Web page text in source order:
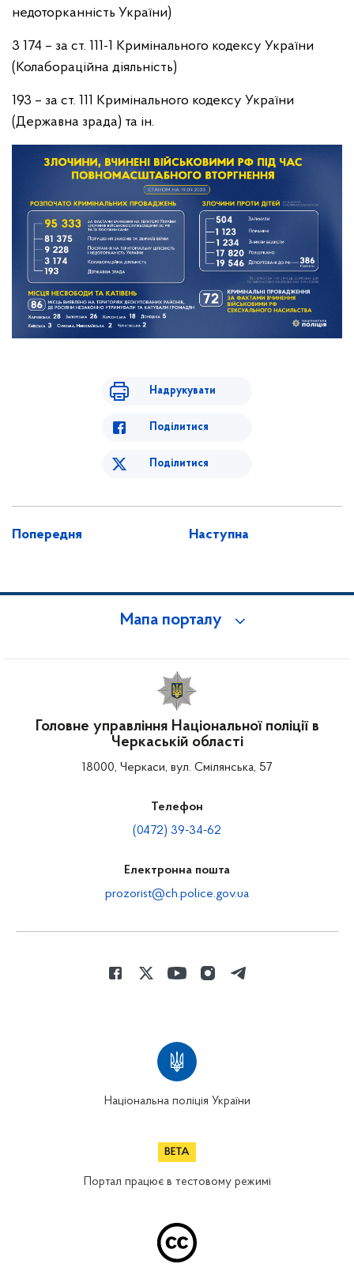
недоторканність України)
3 174 – за ст. 111-1 Кримінального кодексу України
(Колабораційна діяльність)
193 – за ст. 111 Кримінального кодексу України
(Державна зрада) та ін.
Надрукувати
Поділитися
Поділитися
Попередня Наступна
Мапа порталу
Головне управління Національної поліції в
Черкаській області
18000, Черкаси, вул. Смілянська, 57
Телефон
(0472) 39-34-62
Електронна пошта
prozorist@ch.police.gov.ua
Національна поліція України
Портал працює в тестовому режимі